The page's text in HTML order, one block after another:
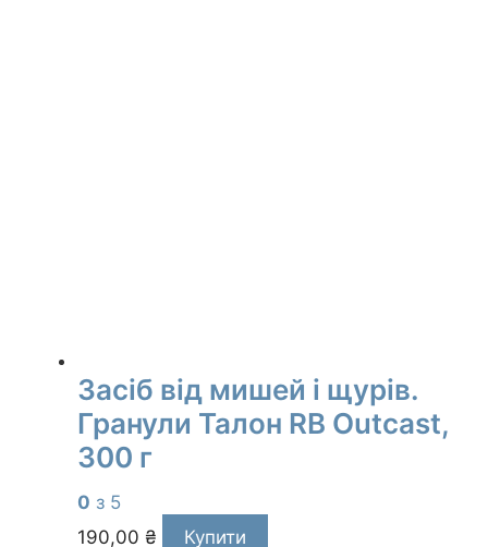
Засіб від мишей і щурів.
Гранули Талон RB Outcast,
300 г
0 з 5
190,00 ₴ Купити